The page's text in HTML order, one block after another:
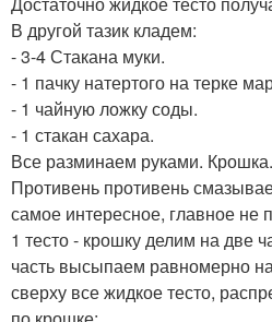
В другой тазик кладем:
- 3-4 Стакана муки.
- 1 пачку натертого на терке
- 1 чайную ложку соды.
- 1 стакан сахара.
Все разминаем руками. Крошка.
Противень противень
самое интересное, главное не
1 тесто - крошку делим на две
часть высыпаем равномерно
сверху все жидкое тесто,